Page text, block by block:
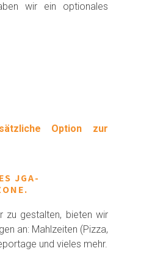
wir ein optionales
Option zur
JGA-
zu gestalten, bieten wir
an: Mahlzeiten (Pizza,
und vieles mehr.